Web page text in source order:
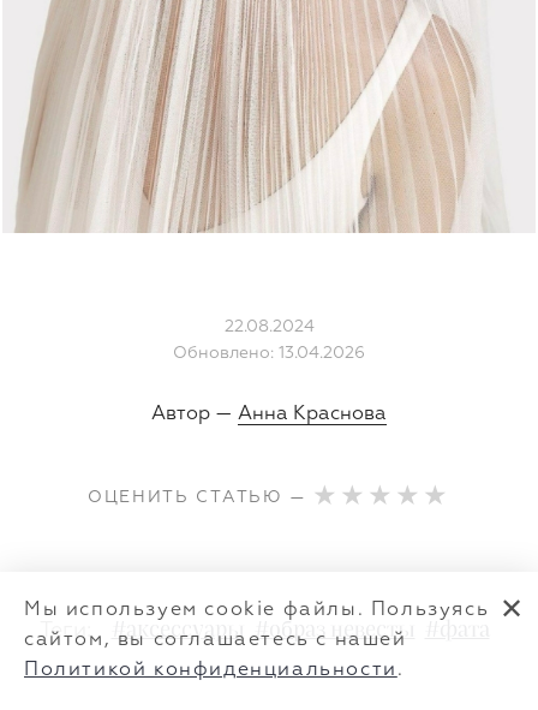
22.08.2024
Обновлено: 13.04.2026
Автор — Анна Краснова
ОЦЕНИТЬ СТАТЬЮ —
Теги: #аксессуары #образ невесты
Мы используем cookie файлы. Пользуясь
сайтом, вы соглашаетесь с нашей
Политикой конфиденциальности .
✕